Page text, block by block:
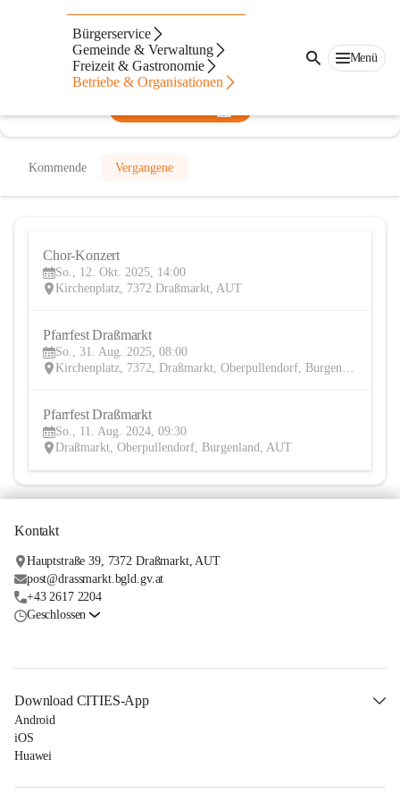
Bürgerservice
Gemeinde & Verwaltung
Freizeit & Gastronomie
Betriebe & Organisationen
Menü
Pfarre Draßmarkt
@pfarre-drassmarkt
Verein, Pfarre
Kommende Vergangene
Chor-Konzert
So., 12. Okt. 2025, 14:00
Kirchenplatz, 7372 Draßmarkt, AUT
Pfarrfest Draßmarkt
So., 31. Aug. 2025, 08:00
Kirchenplatz, 7372, Draßmarkt, Oberpullendorf, Burgenland, AUT
Pfarrfest Draßmarkt
So., 11. Aug. 2024, 09:30
Draßmarkt, Oberpullendorf, Burgenland, AUT
Kontakt
Hauptstraße 39, 7372 Draßmarkt, AUT
post@drassmarkt.bgld.gv.at
+43 2617 2204
Geschlossen
Download CITIES-App
Android
iOS
Huawei